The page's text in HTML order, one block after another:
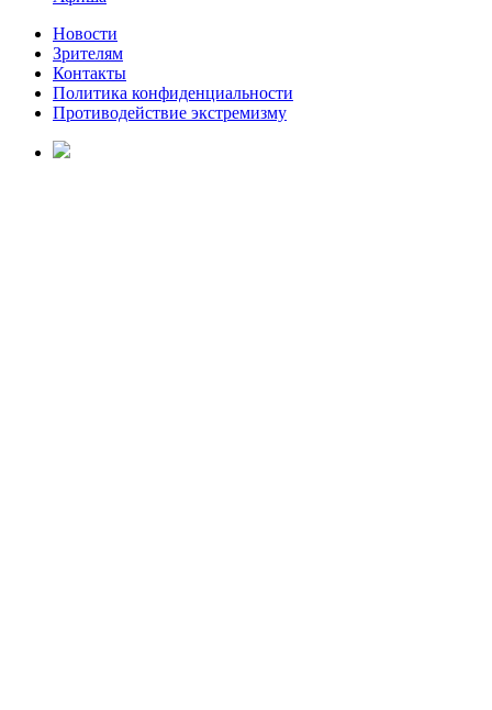
Новости
Зрителям
Контакты
Политика конфиденциальности
Противодействие экстремизму